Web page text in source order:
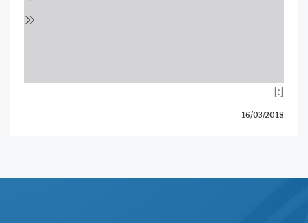
[:]
16/03/2018